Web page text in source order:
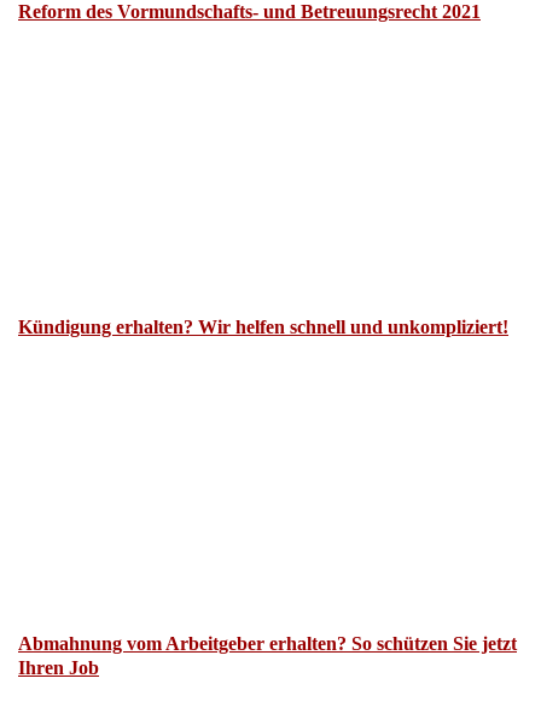
Reform des Vormundschafts- und Betreuungsrecht 2021
Kündigung erhalten? Wir helfen schnell und unkompliziert!
Abmahnung vom Arbeitgeber erhalten? So schützen Sie jetzt
Ihren Job